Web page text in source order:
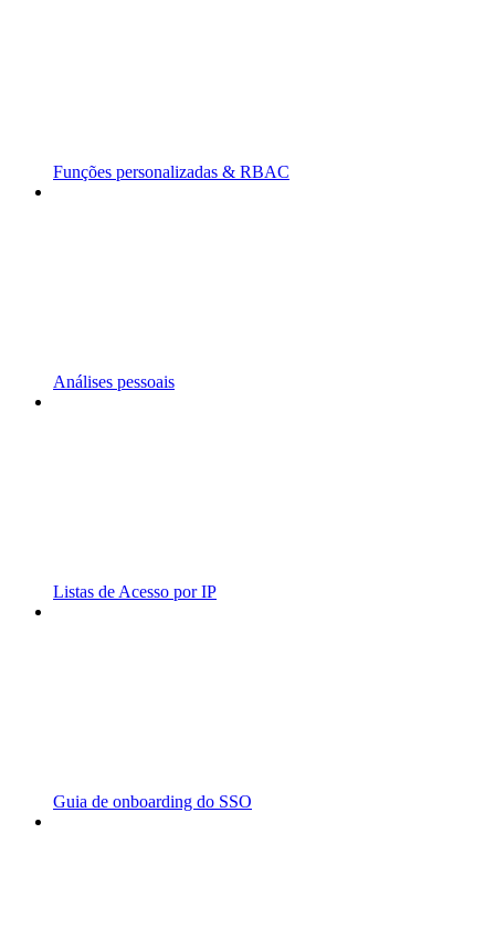
Funções personalizadas & RBAC
Análises pessoais
Listas de Acesso por IP
Guia de onboarding do SSO